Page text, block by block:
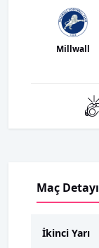
Millwall
Maç Detayı
İkinci Yarı